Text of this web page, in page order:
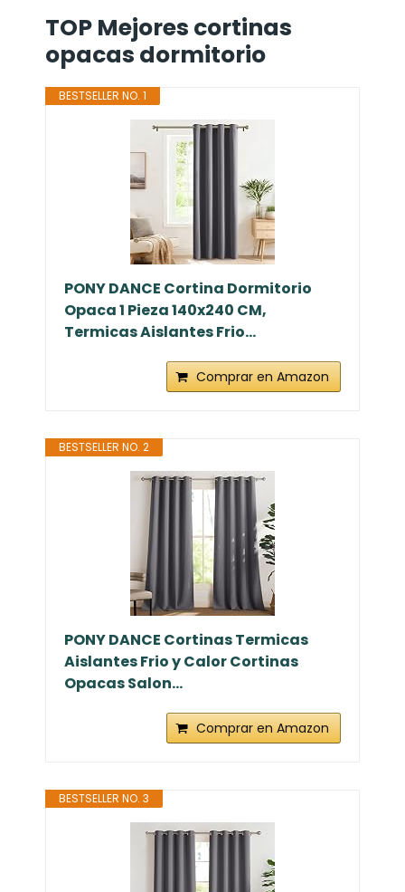
TOP Mejores cortinas
opacas dormitorio
BESTSELLER NO. 1
PONY DANCE Cortina Dormitorio
Opaca 1 Pieza 140x240 CM,
Termicas Aislantes Frio...
Comprar en Amazon
BESTSELLER NO. 2
PONY DANCE Cortinas Termicas
Aislantes Frio y Calor Cortinas
Opacas Salon...
Comprar en Amazon
BESTSELLER NO. 3